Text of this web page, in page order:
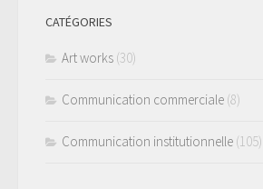
CATÉGORIES
Art works (30)
Communication commerciale (8)
Communication institutionnelle (105)